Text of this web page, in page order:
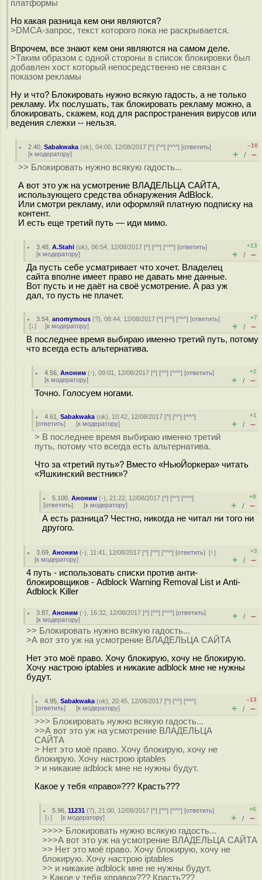
платформы
Но какая разница кем они являются?
>DMCA-запрос, текст которого пока не раскрывается.
Впрочем, все знают кем они являются на самом деле.
>Таким образом с одной стороны в список блокировки был
добавлен хост который непосредственно не связан с
показом рекламы
Ну и что? Блокировать нужно всякую гадость, а не только
рекламу. Их послушать, так блокировать рекламу можно, а
блокировать, скажем, код для распространения вирусов или
ведения слежки -- нельзя.
2.40 ,Sabakwaka (ok), 04:00, 12/08/2017 [^] [^^] [^^^] [ответить]
[к модератору]
–10
+ / –
>> Блокировать нужно всякую гадость...
А вот это уж на усмотрение ВЛАДЕЛЬЦА САЙТА,
использующего средства обнаружения AdBlock.
Или смотри рекламу, или оформляй платную подписку на
контент.
И есть еще третий путь — иди мимо.
3.48 ,A.Stahl (ok), 06:54, 12/08/2017 [^] [^^] [^^^] [ответить]
[к модератору]
+13
+ / –
Да пусть себе усматривает что хочет. Владелец
сайта вполне имеет право не давать мне данные.
Вот пусть и не даёт на своё усмотрение. А раз уж
дал, то пусть не плачет.
3.54 ,anomymous (?), 08:44, 12/08/2017 [^] [^^] [^^^] [ответить]
[↓] [к модератору]
+7
+ / –
В последнее время выбираю именно третий путь, потому
что всегда есть альтернатива.
4.56 ,Аноним (-), 09:01, 12/08/2017 [^] [^^] [^^^] [ответить]
[к модератору]
+1
+ / –
Точно. Голосуем ногами.
4.61 ,Sabakwaka (ok), 10:42, 12/08/2017 [^] [^^] [^^^]
[ответить] [к модератору]
+1
+ / –
> В последнее время выбираю именно третий
путь, потому что всегда есть альтернатива.
Что за «третий путь»? Вместо «НьюЙоркера» читать
«Яшкинский вестник»?
5.100 ,Аноним (-), 21:22, 12/08/2017 [^] [^^] [^^^]
[ответить] [к модератору]
+8
+ / –
А есть разница? Честно, никогда не читал ни того ни
другого.
3.69 ,Аноним (-), 11:41, 12/08/2017 [^] [^^] [^^^] [ответить][↑]
[к модератору]
+3
+ / –
4 путь - использовать списки против анти-
блокировщиков - Adblock Warning Removal List и Anti-
Adblock Killer
3.87 ,Аноним (-), 16:32, 12/08/2017 [^] [^^] [^^^] [ответить]
[к модератору] + / –
>> Блокировать нужно всякую гадость...
>А вот это уж на усмотрение ВЛАДЕЛЬЦА САЙТА
Нет это моё право. Хочу блокирую, хочу не блокирую.
Хочу настрою iptables и никакие adblock мне не нужны
будут.
4.95 ,Sabakwaka (ok), 20:45, 12/08/2017 [^] [^^] [^^^]
[ответить] [к модератору]
–13
+ / –
>>> Блокировать нужно всякую гадость...
>>А вот это уж на усмотрение ВЛАДЕЛЬЦА
САЙТА
> Нет это моё право. Хочу блокирую, хочу не
блокирую. Хочу настрою iptables
> и никакие adblock мне не нужны будут.
Какое у тебя «право»??? Красть???
5.96 ,11231 (?), 21:00, 12/08/2017 [^] [^^] [^^^] [ответить]
[↓] [к модератору]
+6
+ / –
>>>> Блокировать нужно всякую гадость...
>>>А вот это уж на усмотрение ВЛАДЕЛЬЦА САЙТА
>> Нет это моё право. Хочу блокирую, хочу не
блокирую. Хочу настрою iptables
>> и никакие adblock мне не нужны будут.
> Какое у тебя «право»??? Красть???